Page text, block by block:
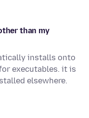
than my
installs onto
executables. it is
elsewhere.